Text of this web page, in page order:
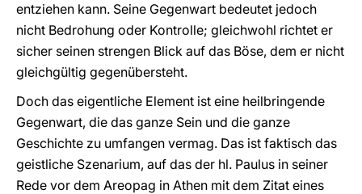
entziehen kann. Seine Gegenwart bedeutet jedoch
nicht Bedrohung oder Kontrolle; gleichwohl richtet er
sicher seinen strengen Blick auf das Böse, dem er nicht
gleichgültig gegenübersteht.
Doch das eigentliche Element ist eine heilbringende
Gegenwart, die das ganze Sein und die ganze
Geschichte zu umfangen vermag. Das ist faktisch das
geistliche Szenarium, auf das der hl. Paulus in seiner
Rede vor dem Areopag in Athen mit dem Zitat eines